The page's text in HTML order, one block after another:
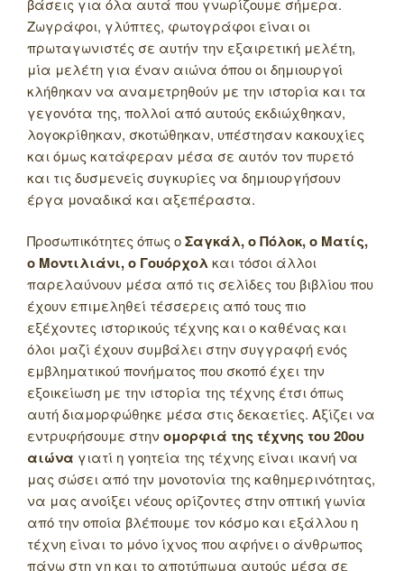
Ζωγράφοι, γλύπτες, φωτογράφοι είναι οι
πρωταγωνιστές σε αυτήν την εξαιρετική μελέτη,
μία μελέτη για έναν αιώνα όπου οι δημιουργοί
κλήθηκαν να αναμετρηθούν με την ιστορία και τα
γεγονότα της, πολλοί από αυτούς εκδιώχθηκαν,
λογοκρίθηκαν, σκοτώθηκαν, υπέστησαν κακουχίες
και όμως κατάφεραν μέσα σε αυτόν τον πυρετό
και τις δυσμενείς συγκυρίες να δημιουργήσουν
έργα μοναδικά και αξεπέραστα.
Προσωπικότητες όπως οΣαγκάλ, ο Πόλοκ, ο Ματίς,
ο Μοντιλιάνι, ο Γουόρχολκαι τόσοι άλλοι
παρελαύνουν μέσα από τις σελίδες του βιβλίου που
έχουν επιμεληθεί τέσσερεις από τους πιο
εξέχοντες ιστορικούς τέχνης και ο καθένας και
όλοι μαζί έχουν συμβάλει στην συγγραφή ενός
εμβληματικού πονήματος που σκοπό έχει την
εξοικείωση με την ιστορία της τέχνης έτσι όπως
αυτή διαμορφώθηκε μέσα στις δεκαετίες. Αξίζει να
εντρυφήσουμε στην ομορφιά της τέχνης του 20ου
αιώνα γιατί η γοητεία της τέχνης είναι ικανή να
μας σώσει από την μονοτονία της καθημερινότητας,
να μας ανοίξει νέους ορίζοντες στην οπτική γωνία
από την οποία βλέπουμε τον κόσμο και εξάλλου η
τέχνη είναι το μόνο ίχνος που αφήνει ο άνθρωπος
πάνω στη γη και το αποτύπωμα αυτούς μέσα σε